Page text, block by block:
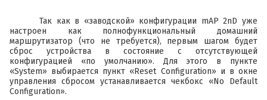
Так как в «заводской» конфигурации mAP 2nD уже
настроен как полнофункциональный домашний
маршрутизатор (что не требуется), первым шагом будет
сброс устройства в состояние с отсутствующей
конфигурацией «по умолчанию». Для этого в пункте
«System» выбирается пункт «Reset Configuration» и в окне
управления сбросом устанавливается чекбокс «No Default
Configuration».